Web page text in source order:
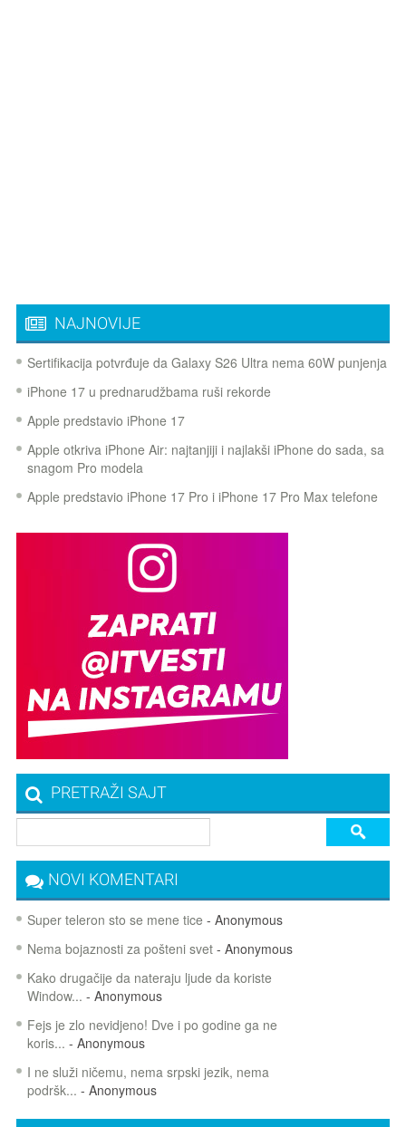
NAJNOVIJE
Sertifikacija potvrđuje da Galaxy S26 Ultra nema 60W punjenja
iPhone 17 u prednarudžbama ruši rekorde
Apple predstavio iPhone 17
Apple otkriva iPhone Air: najtanjiji i najlakši iPhone do sada, sa
snagom Pro modela
Apple predstavio iPhone 17 Pro i iPhone 17 Pro Max telefone
PRETRAŽI SAJT
NOVI KOMENTARI
Super teleron sto se mene tice - Anonymous
Nema bojaznosti za pošteni svet- Anonymous
Kako drugačije da nateraju ljude da koriste
Window... - Anonymous
Fejs je zlo nevidjeno! Dve i po godine ga ne
koris... - Anonymous
I ne služi ničemu, nema srpski jezik, nema
podršk... - Anonymous